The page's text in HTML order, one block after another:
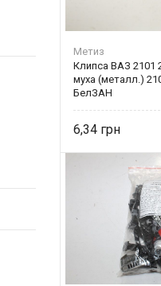
Метиз
Клипса ВАЗ 2101
муха (металл.)
БелЗАН
6,34